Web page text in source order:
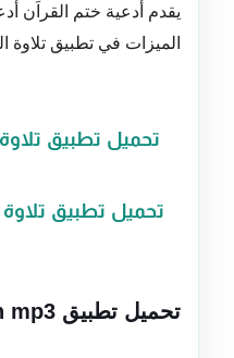
يقدم أدعية ختم القراَن
الميزات في تطبيق تلاوة
تحميل تطبيق تلاوة
تحميل تطبيق تلاوة
تحميل تطبيق Quran mp3